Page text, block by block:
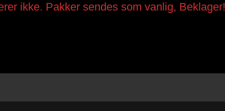
ikke. Pakker sendes som vanlig, Beklager!